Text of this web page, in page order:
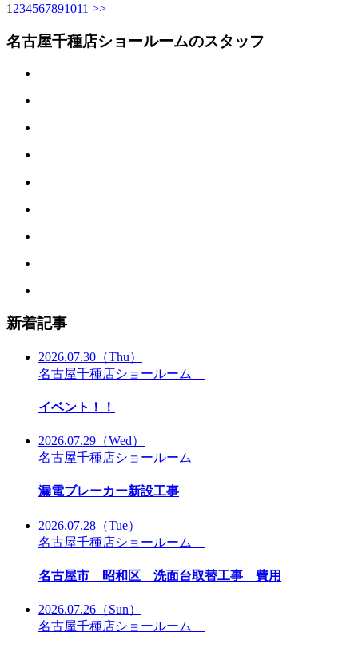
1 234567891011 >>
名古屋千種店ショールームのスタッフ
新着記事
2026.07.30 （Thu）
名古屋千種店ショールーム
イベント！！
2026.07.29 （Wed）
名古屋千種店ショールーム
漏電ブレーカー新設工事
2026.07.28 （Tue）
名古屋千種店ショールーム
名古屋市 昭和区 洗面台取替工事 費用
2026.07.26 （Sun）
名古屋千種店ショールーム